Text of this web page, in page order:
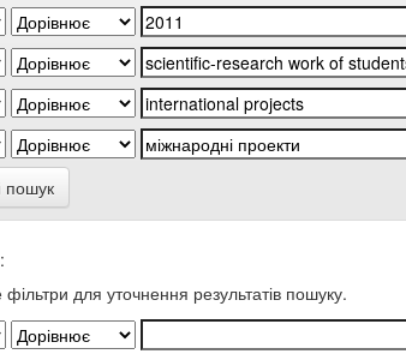
пошук
для уточнення результатів пошуку.